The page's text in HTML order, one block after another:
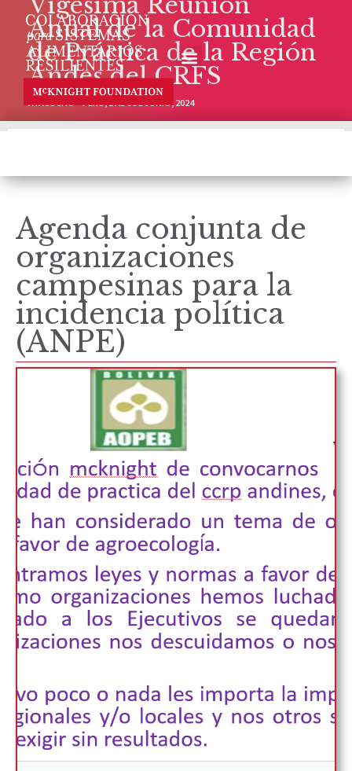
Anual de la Comunidad
de Práctica de la Región
Andes del CRFS
AYACUCHO – PERÚ, 2 AL 6 DE JUNIO, 2024
Agenda conjunta de
organizaciones
campesinas para la
incidencia política
(ANPE)